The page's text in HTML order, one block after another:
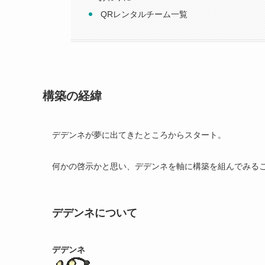
QRレンタルチーム一覧
構築の経緯
デデンネが夢に出てきたところからスタート。
何かの啓示かと思い、デデンネを軸に構築を組んでみる
デデンネについて
デデンネ